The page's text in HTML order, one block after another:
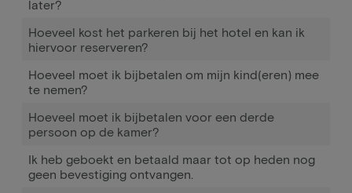
later?
Hoeveel kost het parkeren bij het hotel en kan ik
hiervoor reserveren?
Hoeveel moet ik bijbetalen om mijn kind(eren) mee
te nemen?
Hoeveel moet ik bijbetalen voor een derde
persoon op de kamer?
Ik heb geboekt en betaald maar tot op heden nog
geen bevestiging ontvangen.